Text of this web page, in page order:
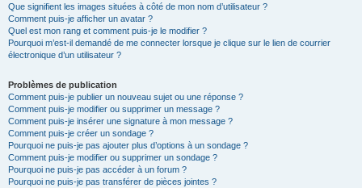
Que signifient les images situées à côté de mon nom d’utilisateur ?
Comment puis-je afficher un avatar ?
Quel est mon rang et comment puis-je le modifier ?
Pourquoi m’est-il demandé de me connecter lorsque je clique sur le lien de courrier
électronique d’un utilisateur ?
Problèmes de publication
Comment puis-je publier un nouveau sujet ou une réponse ?
Comment puis-je modifier ou supprimer un message ?
Comment puis-je insérer une signature à mon message ?
Comment puis-je créer un sondage ?
Pourquoi ne puis-je pas ajouter plus d’options à un sondage ?
Comment puis-je modifier ou supprimer un sondage ?
Pourquoi ne puis-je pas accéder à un forum ?
Pourquoi ne puis-je pas transférer de pièces jointes ?